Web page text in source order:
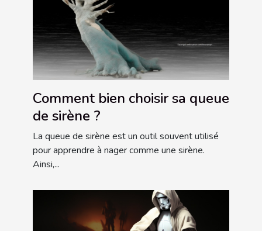
Comment bien choisir sa queue
de sirène ?
La queue de sirène est un outil souvent utilisé
pour apprendre à nager comme une sirène.
Ainsi,...